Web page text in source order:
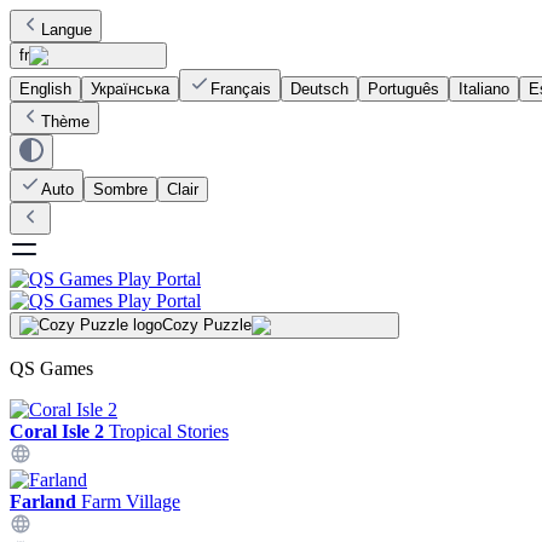
Langue
fr
English
Українська Français Deutsch Português Italiano
Thème
Auto Sombre Clair
Cozy Puzzle
QS Games
Coral Isle 2 Tropical Stories
Farland Farm Village